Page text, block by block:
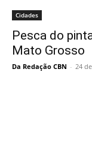
Cidades
Pesca do
Mato Grosso
Da Redação CBN - 24